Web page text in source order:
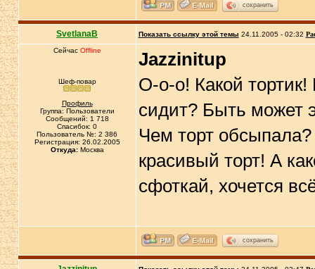
сохранить
SvetlanaB Показать ссылку этой темы 24.11.2005 - 02:32
Сейчас Offline
Шеф-повар
Профиль
Группа: Пользователи
Сообщений: 1 718
Спасибок: 0
Пользователь №: 2 386
Регистрация: 26.02.2005
Откуда:Москва
Jazzinitup
О-о-о! Какой
сидит? Быть может
Чем торт
красивый торт! А
сфоткай, хочется
сохранить